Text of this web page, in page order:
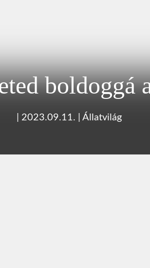
boldoggá
2023.09.11. Állatvilág